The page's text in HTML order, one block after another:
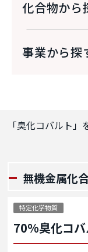
化合物から
事業から探
「臭化コバルト」
無機金属化
特定化学物質
70%臭化コ